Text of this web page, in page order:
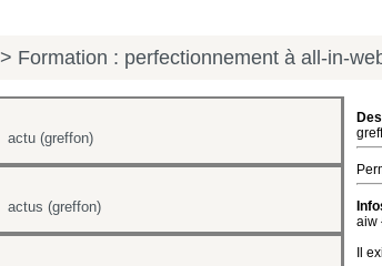
> Formation : perfectionnement à all-in-
actu (greffon)
actus (greffon)
aiw
Il